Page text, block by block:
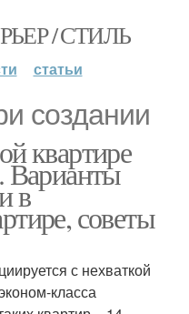
/ СТИЛЬ
статьи
создании
квартире
Варианты
в
советы
с нехваткой
класса